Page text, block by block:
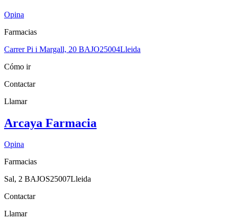
Opina
Farmacias
Carrer Pi i Margall, 20 BAJO25004Lleida
Cómo ir
Contactar
Llamar
Arcaya Farmacia
Opina
Farmacias
Sal, 2 BAJOS25007Lleida
Contactar
Llamar